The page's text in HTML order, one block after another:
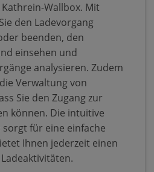
Wallbox. Mit
den Ladevorgang
beenden, den
einsehen und
analysieren. Zudem
Verwaltung von
Sie den Zugang zur
können. Die intuitive
für eine einfache
Ihnen jederzeit einen